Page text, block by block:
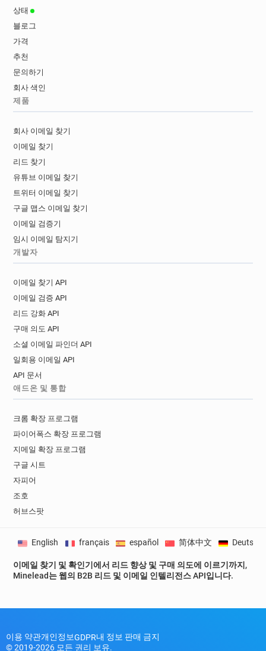
상태
블로그
가격
추천
문의하기
회사 색인
제품
회사 이메일 찾기
이메일 찾기
리드 찾기
유튜브 이메일 찾기
트위터 이메일 찾기
구글 맵스 이메일 찾기
이메일 검증기
임시 이메일 탐지기
개발자
이메일 찾기 API
이메일 검증 API
리드 강화 API
구매 의도 API
소셜 이메일 파인더 API
일회용 이메일 API
API 문서
애드온 및 통합
크롬 확장 프로그램
파이어폭스 확장 프로그램
지메일 확장 프로그램
구글 시트
자피어
조호
허브스팟
이메일 찾기 및 확인기에서 리드 향상 및 구매 의도에 이르기까지,
Minelead는 웹의 B2B 리드 및 이메일 인텔리전스 API입니다.
English français español 简体中文 Deutsch
이용 약관개인정보GDPR내 정보 판매 금지
© 2019-2026 모든 권리 보유.